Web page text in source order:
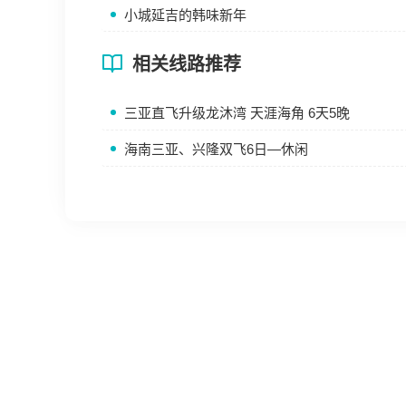
小城延吉的韩味新年
相关线路推荐
三亚直飞升级龙沐湾 天涯海角 6天5晚
海南三亚、兴隆双飞6日—休闲